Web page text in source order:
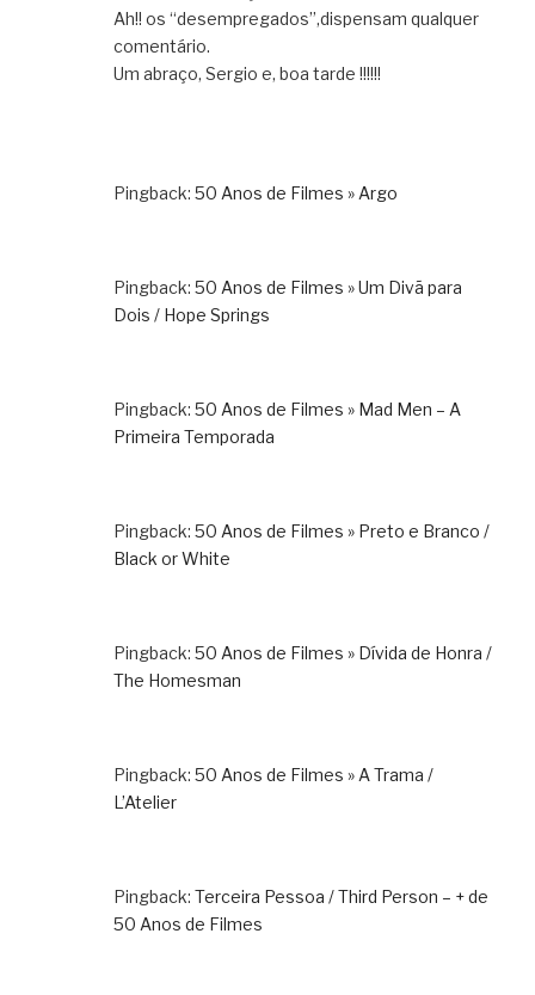
Ah!! os “desempregados”,dispensam qualquer
comentário.
Um abraço, Sergio e, boa tarde !!!!!!
Pingback: 50 Anos de Filmes » Argo
Pingback: 50 Anos de Filmes » Um Divã para
Dois / Hope Springs
Pingback: 50 Anos de Filmes » Mad Men – A
Primeira Temporada
Pingback: 50 Anos de Filmes » Preto e Branco /
Black or White
Pingback: 50 Anos de Filmes » Dívida de Honra /
The Homesman
Pingback: 50 Anos de Filmes » A Trama /
L’Atelier
Pingback: Terceira Pessoa / Third Person – + de
50 Anos de Filmes